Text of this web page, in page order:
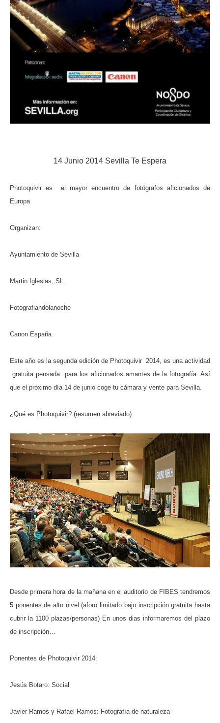
14 Junio 2014 Sevilla Te Espera
Photoquivir es el mayor encuentro de fotógrafos aficionados de
Europa
Organizan:
Ayuntamiento de Sevilla
Martin Iglesias, SL
Fotografiandolanoche
Canon España
Este año es la segunda edición de Photoquivir 2014, es una actividad
gratuita pensada para los aficionados amantes de la fotografía. Así
que el próximo día 14 de junio coge tu cámara y vente para Sevilla.
¿Qué es Photoquivir? (resumen abreviado)
Desde primera hora de la mañana en el auditorio de FIBES tendremos
5 ponentes de alto nivel (aforo limitado bajo inscripción gratuita hasta
cubrir la 1100 plazas/personas) En unos dias informaremos del plazo
de inscripción…
Ponentes de Photoquivir 2014:
Jesús Botaro: Social
Javier Ramos y Rafael Ramos: Fotografía de naturaleza